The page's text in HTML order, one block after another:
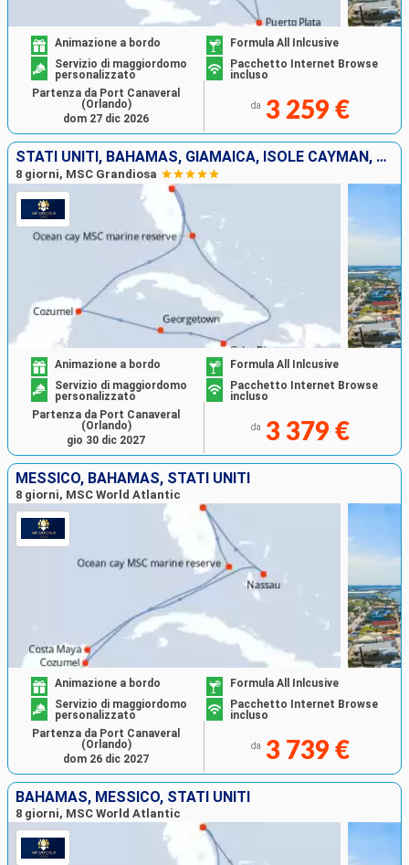
Animazione a bordo
Formula All Inlcusive
Servizio di maggiordomo
personalizzato
Pacchetto Internet Browse
incluso
da 3 259 €
Partenza da Port Canaveral
(Orlando)
dom 27 dic 2026
STATI UNITI, BAHAMAS, GIAMAICA, ISOLE CAYMAN, MESSICO
8 giorni, MSC Grandiosa
Animazione a bordo
Formula All Inlcusive
Servizio di maggiordomo
personalizzato
Pacchetto Internet Browse
incluso
da 3 379 €
Partenza da Port Canaveral
(Orlando)
gio 30 dic 2027
MESSICO, BAHAMAS, STATI UNITI
8 giorni, MSC World Atlantic
Animazione a bordo
Formula All Inlcusive
Servizio di maggiordomo
personalizzato
Pacchetto Internet Browse
incluso
da 3 739 €
Partenza da Port Canaveral
(Orlando)
dom 26 dic 2027
BAHAMAS, MESSICO, STATI UNITI
8 giorni, MSC World Atlantic